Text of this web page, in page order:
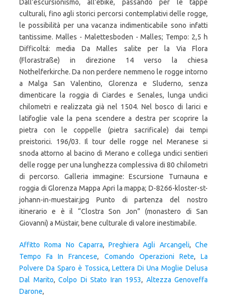
Affitto Roma No Caparra,Preghiera Agli Arcangeli,Che
Tempo Fa In Francese, Comando Operazioni Rete,La
Polvere Da Sparo è Tossica,Lettera Di Una Moglie Delusa
Dal Marito, Colpo Di Stato Iran 1953, Altezza Genoveffa
Darone,